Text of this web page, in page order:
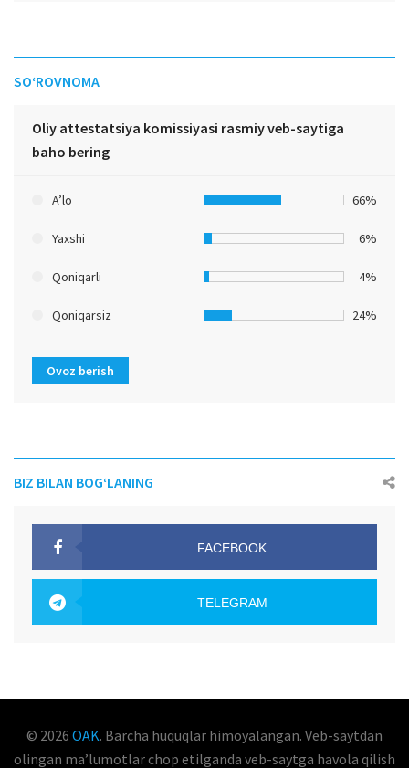
SO‘ROVNOMA
Oliy attestatsiya komissiyasi rasmiy veb-saytiga
baho bering
A’lo 66%
Yaxshi 6%
Qoniqarli 4%
Qoniqarsiz 24%
Ovoz berish
BIZ BILAN BOG‘LANING
FACEBOOK
TELEGRAM
© 2026 OAK. Barcha huquqlar himoyalangan. Veb-saytdan
olingan maʼlumotlar chop etilganda veb-saytga havola qilish